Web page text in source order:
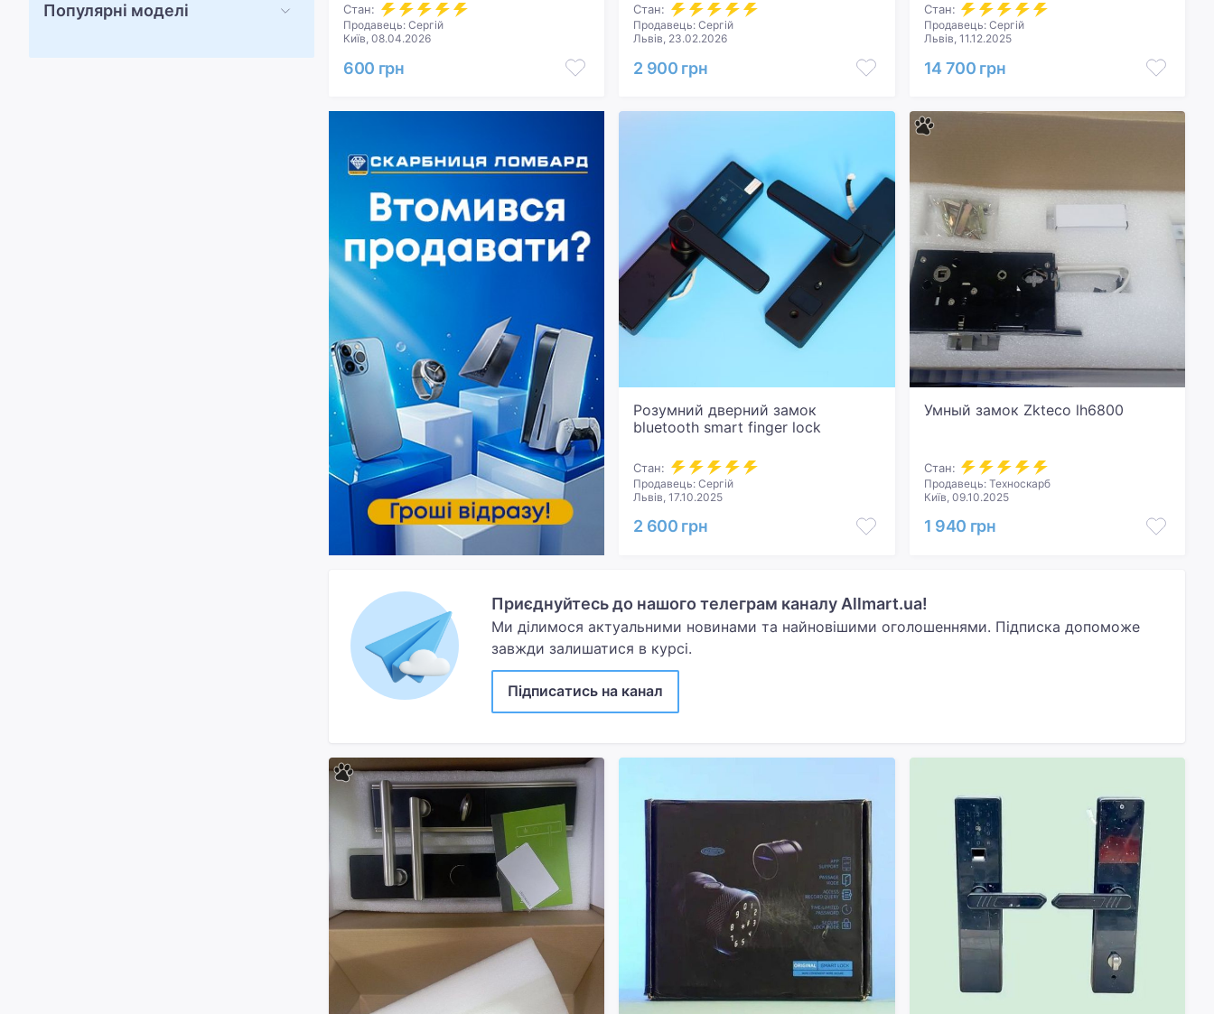
Популярні моделі Стан:
Продавець: Сергій
Київ, 08.04.2026
600 грн
Стан:
Продавець: Сергій
Львів, 23.02.2026
2 900 грн
Стан:
Продавець: Сергій
Львів, 11.12.2025
14 700 грн
Розумний дверний замок
bluetooth smart finger lock
Стан:
Продавець: Сергій
Львів, 17.10.2025
2 600 грн
Умный замок Zkteco lh6800
Стан:
Продавець: Техноскарб
Київ, 09.10.2025
1 940 грн
Приєднуйтесь до нашого телеграм каналу Allmart.ua!
Ми ділимося актуальними новинами та найновішими оголошеннями. Підписка допоможе
завжди залишатися в курсі.
Підписатись на канал